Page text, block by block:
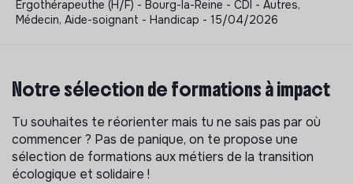
Ergothérapeuthe (H/F) - Bourg-la-Reine - CDI - Autres,
Médecin, Aide-soignant - Handicap - 15/04/2026
Notre sélection de formations à impact
Tu souhaites te réorienter mais tu ne sais pas par où
commencer ? Pas de panique, on te propose une
sélection de formations aux métiers de la transition
écologique et solidaire !